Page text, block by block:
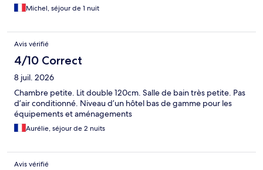
Michel, séjour de 1 nuit
Avis vérifié
4/10 Correct
8 juil. 2026
Chambre petite. Lit double 120cm. Salle de bain très petite. Pas
d’air conditionné. Niveau d’un hôtel bas de gamme pour les
équipements et aménagements
Aurélie, séjour de 2 nuits
Avis vérifié